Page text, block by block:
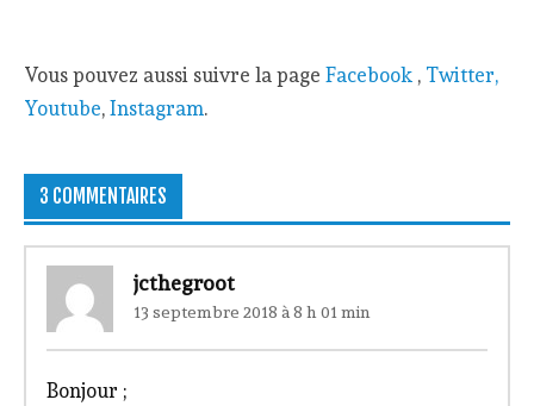
Vous pouvez aussi suivre la pageFacebook , Twitter,
Youtube,Instagram.
3 COMMENTAIRES
jcthegroot
13 septembre 2018 à 8 h 01 min
Bonjour ;